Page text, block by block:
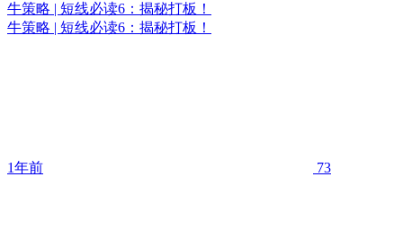
牛策略 | 短线必读6：揭秘打板！
牛策略 | 短线必读6：揭秘打板！
1年前 73